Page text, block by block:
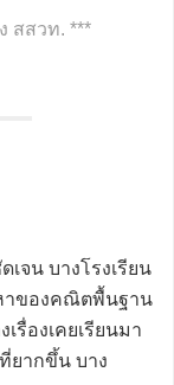
สสวท. ***
จน บางโรงเรียน
หาของคณิตพื้นฐาน
รื่องเคยเรียนมา
ยากขึ้น บาง